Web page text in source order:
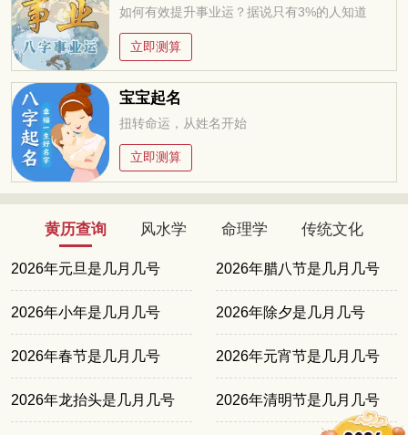
如何有效提升事业运？据说只有3%的人知道
立即测算
宝宝起名
扭转命运，从姓名开始
立即测算
黄历查询 风水学 命理学 传统文化
2026年元旦是几月几号 2026年腊八节是几月几号
2026年小年是几月几号 2026年除夕是几月几号
2026年春节是几月几号 2026年元宵节是几月几号
2026年龙抬头是几月几号 2026年清明节是几月几号